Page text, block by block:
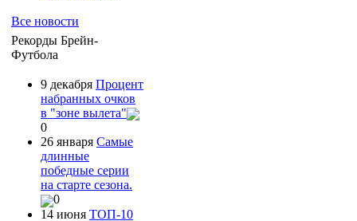
Все новости
Рекорды Брейн-
Футбола
9 декабря Процент
набранных очков
в "зоне вылета"
0
26 января Самые
длинные
победные серии
на старте сезона.
0
14 июня ТОП-10